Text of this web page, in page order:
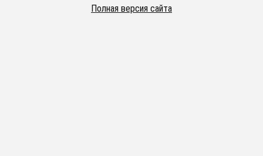
Полная версия сайта